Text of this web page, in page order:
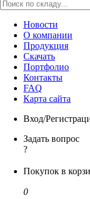
Новости
О компании
Продукция
Скачать
Портфолио
Контакты
FAQ
Карта сайта
Вход/
Задать вопрос
?
Покупок в
0